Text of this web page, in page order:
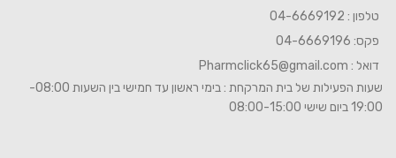
טלפון : 04-6669192
פקס: 04-6669196
דואל : Pharmclick65@gmail.com
שעות הפעילות של בית המרקחת : בימי ראשון עד חמישי בין השעות 08:00-
19:00 ביום שישי 08:00-15:00